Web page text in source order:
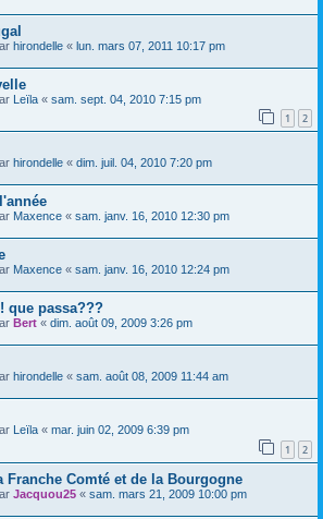
hirondelle « lun. mars 07, 2011 10:17 pm
Leïla « sam. sept. 04, 2010 7:15 pm
1 2
hirondelle « dim. juil. 04, 2010 7:20 pm
Maxence « sam. janv. 16, 2010 12:30 pm
Maxence « sam. janv. 16, 2010 12:24 pm
que passa???
Bert « dim. août 09, 2009 3:26 pm
hirondelle « sam. août 08, 2009 11:44 am
Leïla « mar. juin 02, 2009 6:39 pm
1 2
Franche Comté et de la Bourgogne
Jacquou25 « sam. mars 21, 2009 10:00 pm